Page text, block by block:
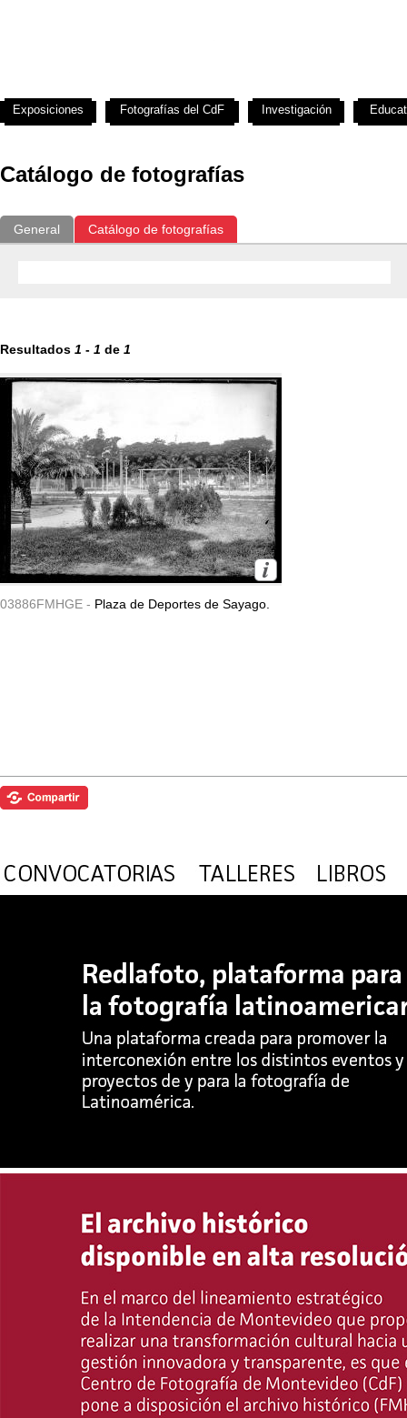
Catálogo de fotografías
General Catálogo de fotografías
Resultados 1 - 1 de 1
03886FMHGE - Plaza de Deportes de Sayago.
Exposiciones Fotografías del CdF Investigación